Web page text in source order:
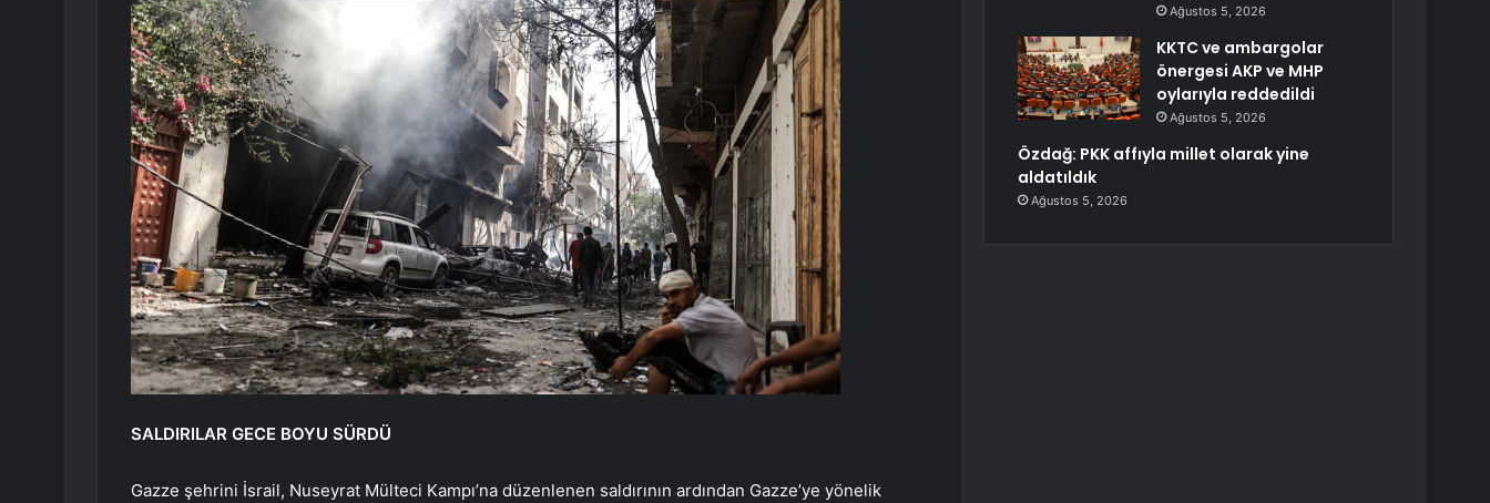
SALDIRILAR GECE BOYU SÜRDÜ
Gazze şehrini İsrail, Nuseyrat Mülteci Kampı’na düzenlenen saldırının ardından Gazze’ye yönelik
Ağustos 5, 2026
KKTC ve ambargolar
önergesi AKP ve MHP
oylarıyla reddedildi
Ağustos 5, 2026
Özdağ: PKK affıyla millet olarak yine
aldatıldık
Ağustos 5, 2026